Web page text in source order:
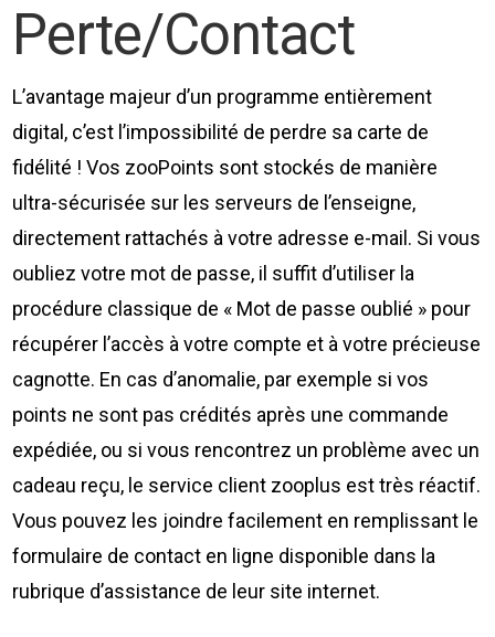
Perte/Contact
L’avantage majeur d’un programme entièrement
digital, c’est l’impossibilité de perdre sa carte de
fidélité ! Vos zooPoints sont stockés de manière
ultra-sécurisée sur les serveurs de l’enseigne,
directement rattachés à votre adresse e-mail. Si vous
oubliez votre mot de passe, il suffit d’utiliser la
procédure classique de « Mot de passe oublié » pour
récupérer l’accès à votre compte et à votre précieuse
cagnotte. En cas d’anomalie, par exemple si vos
points ne sont pas crédités après une commande
expédiée, ou si vous rencontrez un problème avec un
cadeau reçu, le service client zooplus est très réactif.
Vous pouvez les joindre facilement en remplissant le
formulaire de contact en ligne disponible dans la
rubrique d’assistance de leur site internet.